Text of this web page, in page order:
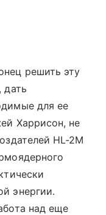
решить эту
дать
для ее
Харрисон, не
HL-2M
энергии.
над еще